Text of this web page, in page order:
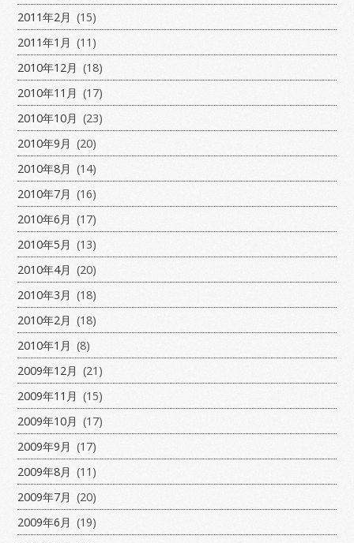
2011年2月 (15)
2011年1月 (11)
2010年12月 (18)
2010年11月 (17)
2010年10月 (23)
2010年9月 (20)
2010年8月 (14)
2010年7月 (16)
2010年6月 (17)
2010年5月 (13)
2010年4月 (20)
2010年3月 (18)
2010年2月 (18)
2010年1月 (8)
2009年12月 (21)
2009年11月 (15)
2009年10月 (17)
2009年9月 (17)
2009年8月 (11)
2009年7月 (20)
2009年6月 (19)